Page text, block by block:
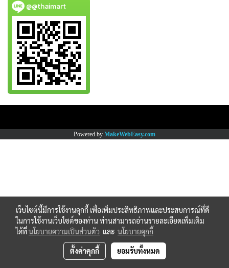
@@thaimart
Powered by MakeWebEasy.com
เว็บไซต์นี้มีการใช้งานคุกกี้ เพื่อเพิ่มประสิทธิภาพและประสบการณ์ที่ดี
ในการใช้งานเว็บไซต์ของท่าน ท่านสามารถอ่านรายละเอียดเพิ่มเติม
ได้ที่นโยบายความเป็นส่วนตัว และ นโยบายคุกกี้
ตั้งค่าคุกกี้ ยอมรับทั้งหมด